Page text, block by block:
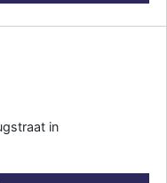
in